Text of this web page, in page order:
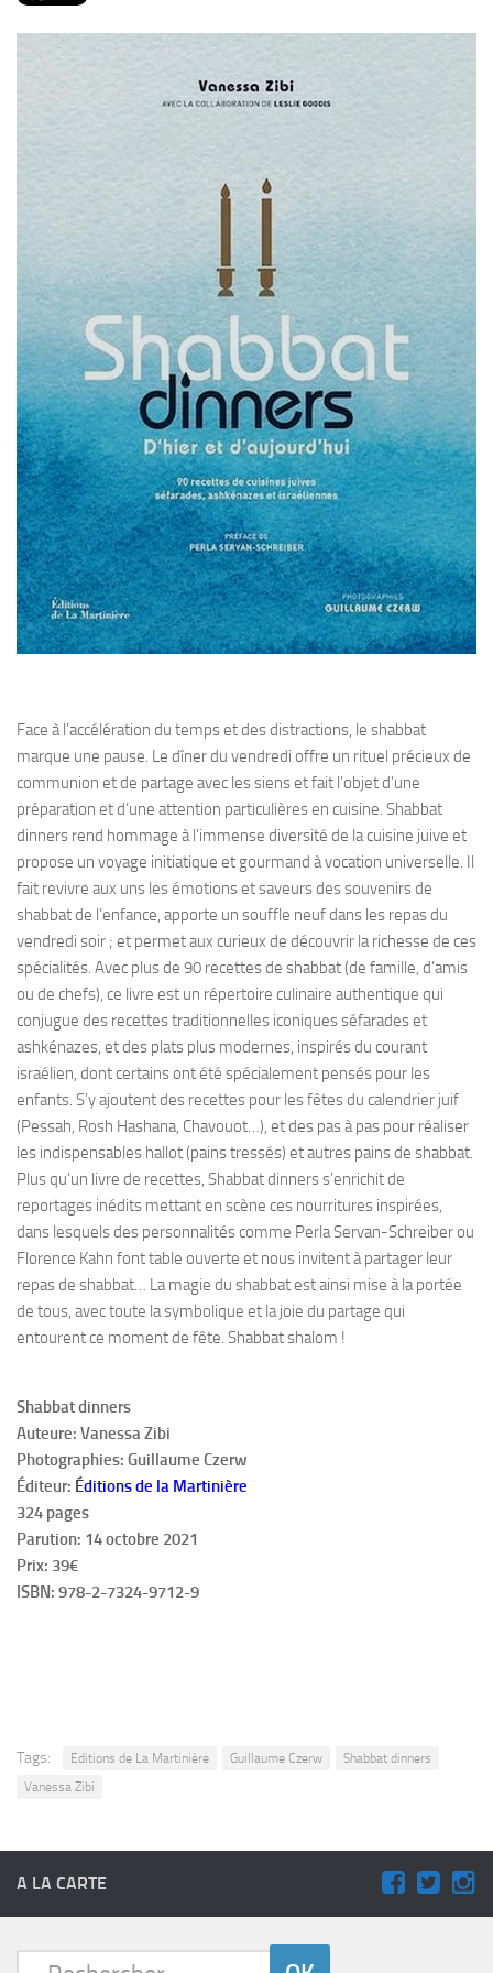
PRODUITS
Face à l’accélération du temps et des distractions, le shabbat
marque une pause. Le dîner du vendredi offre un rituel précieux de
communion et de partage avec les siens et fait l’objet d’une
préparation et d’une attention particulières en cuisine. Shabbat
dinners rend hommage à l’immense diversité de la cuisine juive et
propose un voyage initiatique et gourmand à vocation universelle. Il
fait revivre aux uns les émotions et saveurs des souvenirs de
shabbat de l’enfance, apporte un souffle neuf dans les repas du
vendredi soir ; et permet aux curieux de découvrir la richesse de ces
spécialités. Avec plus de 90 recettes de shabbat (de famille, d’amis
ou de chefs), ce livre est un répertoire culinaire authentique qui
conjugue des recettes traditionnelles iconiques séfarades et
ashkénazes, et des plats plus modernes, inspirés du courant
israélien, dont certains ont été spécialement pensés pour les
enfants. S’y ajoutent des recettes pour les fêtes du calendrier juif
(Pessah, Rosh Hashana, Chavouot…), et des pas à pas pour réaliser
les indispensables hallot (pains tressés) et autres pains de shabbat.
Plus qu’un livre de recettes, Shabbat dinners s’enrichit de
reportages inédits mettant en scène ces nourritures inspirées,
dans lesquels des personnalités comme Perla Servan-Schreiber ou
Florence Kahn font table ouverte et nous invitent à partager leur
repas de shabbat… La magie du shabbat est ainsi mise à la portée
de tous, avec toute la symbolique et la joie du partage qui
entourent ce moment de fête. Shabbat shalom !
Shabbat dinners
Auteure: Vanessa Zibi
Photographies: Guillaume Czerw
Éditeur: Éditions de la Martinière
324 pages
Parution: 14 octobre 2021
Prix: 39€
ISBN: 978-2-7324-9712-9
Tags: Editions de La Martinière Guillaume Czerw
Shabbat dinners
Vanessa Zibi
A LA CARTE